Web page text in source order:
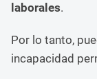
laborales.
Por lo tanto,
incapacidad